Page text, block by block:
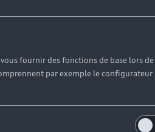
fournir des fonctions de base lors de
par exemple le configurateur